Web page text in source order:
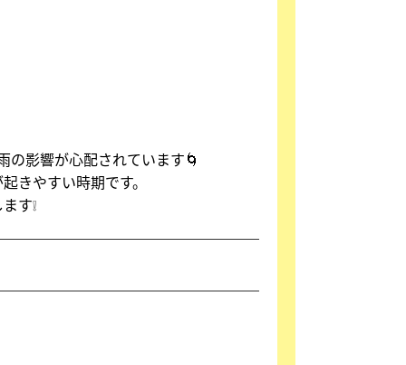
の影響が心配されています🌀
きやすい時期です。
す❕